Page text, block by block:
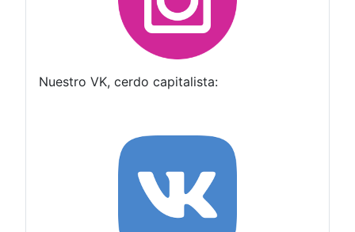
Nuestro VK, cerdo capitalista: